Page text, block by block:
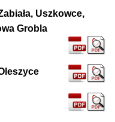
Uszkowce,
Grobla